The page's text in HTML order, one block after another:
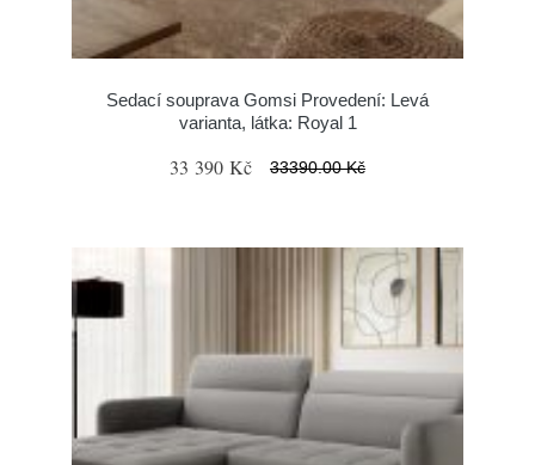
Sedací souprava Gomsi Provedení: Levá
varianta, látka: Royal 1
33 390 Kč 33390.00 Kč